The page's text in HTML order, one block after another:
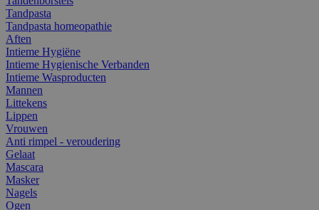
Tandpasta
Tandpasta homeopathie
Aften
Intieme Hygiëne
Intieme Hygienische Verbanden
Intieme Wasproducten
Mannen
Littekens
Lippen
Vrouwen
Anti rimpel - veroudering
Gelaat
Mascara
Masker
Nagels
Ogen